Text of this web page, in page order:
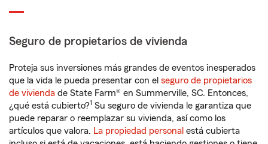
Seguro de propietarios de vivienda
Proteja sus inversiones más grandes de eventos inesperados
que la vida le pueda presentar con el seguro de propietarios
de vivienda de State Farm® en Summerville, SC. Entonces,
¿qué está cubierto?1 Su seguro de vivienda le garantiza que
puede reparar o reemplazar su vivienda, así como los
artículos que valora. La propiedad personal está cubierta